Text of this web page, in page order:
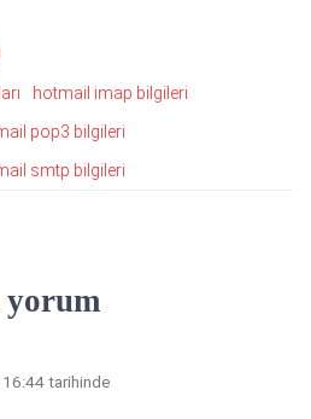
hotmail imap bilgileri
pop3 bilgileri
smtp bilgileri
yorum
tarihinde